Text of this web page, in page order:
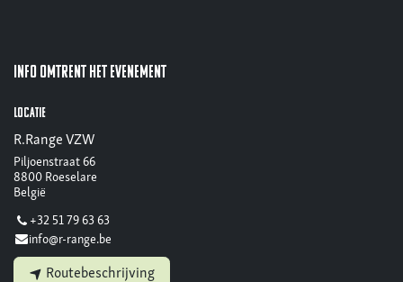
Info omtrent het evenement
Locatie
R.Range VZW
Piljoenstraat 66
8800 Roeselare
België
+32 51 79 63 63
info@r-range.be
Routebeschrijving